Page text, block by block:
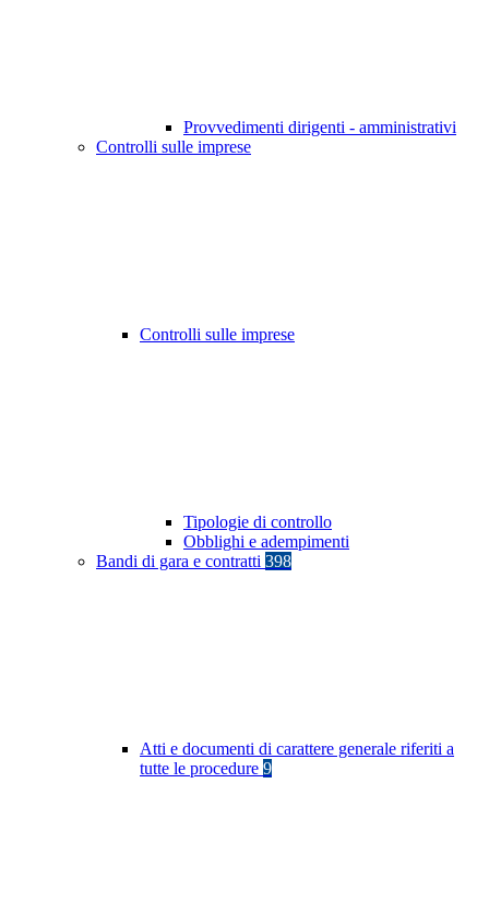
Provvedimenti dirigenti - amministrativi
Controlli sulle imprese
Controlli sulle imprese
Tipologie di controllo
Obblighi e adempimenti
Bandi di gara e contratti 398
Atti e documenti di carattere generale riferiti a
tutte le procedure 9